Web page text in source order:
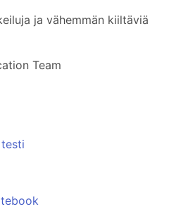
ja vähemmän kiiltäviä
Team